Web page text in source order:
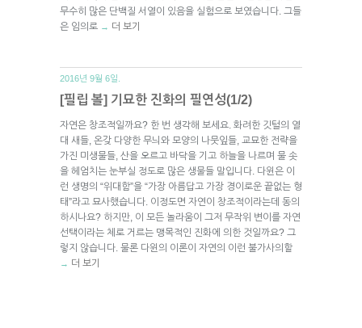
무수히 많은 단백질 서열이 있음을 실험으로 보였습니다. 그들
은 임의로 → 더 보기
2016년 9월 6일.
[필립 볼] 기묘한 진화의 필연성(1/2)
자연은 창조적일까요? 한 번 생각해 보세요. 화려한 깃털의 열
대 새들, 온갖 다양한 무늬와 모양의 나뭇잎들, 교묘한 전략을
가진 미생물들, 산을 오르고 바닥을 기고 하늘을 나르며 물 솟
을 헤엄치는 눈부실 정도로 많은 생물들 말입니다. 다윈은 이
런 생명의 “위대함”을 “가장 아름답고 가장 경이로운 끝없는 형
태”라고 묘사했습니다. 이정도면 자연이 창조적이라는데 동의
하시나요? 하지만, 이 모든 놀라움이 그저 무작위 변이를 자연
선택이라는 체로 거르는 맹목적인 진화에 의한 것일까요? 그
렇지 않습니다. 물론 다윈의 이론이 자연의 이런 불가사의할
→ 더 보기